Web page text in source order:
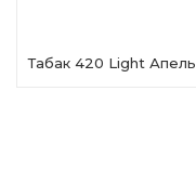
Табак 420 Light